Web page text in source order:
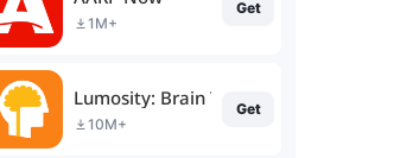
1M+
Get
Lumosity: Brain Training
10M+
Get